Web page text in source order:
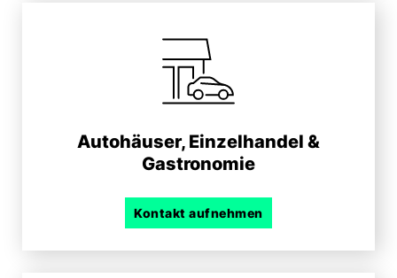
Autohäuser, Einzelhandel &
Gastronomie
Kontakt aufnehmen